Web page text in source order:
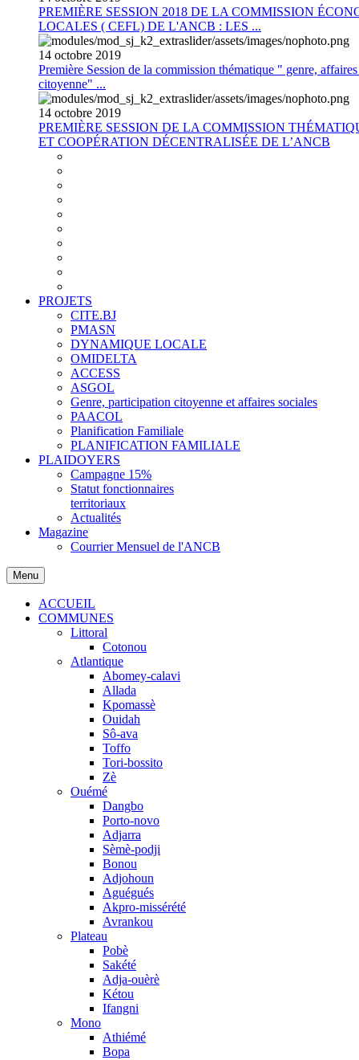
PREMIÈRE SESSION 2018 DE LA COMMISSION
LOCALES ( CEFL) DE L'ANCB : LES ...
14 octobre 2019
Première Session de la commission thématique " genre,
citoyenne" ...
14 octobre 2019
PREMIÈRE SESSION DE LA COMMISSION
ET COOPÉRATION DÉCENTRALISÉE DE L’ANCB
PROJETS
CITE.BJ
PMASN
DYNAMIQUE LOCALE
OMIDELTA
ACCESS
ASGOL
Genre, participation citoyenne et affaires sociales
PAACOL
Planification Familiale
PLANIFICATION FAMILIALE
PLAIDOYERS
Campagne 15%
Statut fonctionnaires
territoriaux
Actualités
Magazine
Courrier Mensuel de l'ANCB
Menu
ACCUEIL
COMMUNES
Littoral
Cotonou
Atlantique
Abomey-calavi
Allada
Kpomassè
Ouidah
Sô-ava
Toffo
Tori-bossito
Zè
Ouémé
Dangbo
Porto-novo
Adjarra
Sèmè-podji
Bonou
Adjohoun
Aguégués
Akpro-missérété
Avrankou
Plateau
Pobè
Sakété
Adja-ouèrè
Kétou
Ifangni
Mono
Athiémé
Bopa